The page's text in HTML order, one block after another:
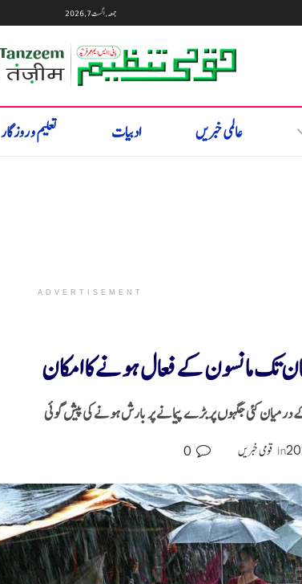
جمعہ, اگست 7, 2026
عالمی خبریں ادبیات تعلیم و روزگار
ADVERTISEMENT
تک مانسون کے فعال ہونے کا امکان
in قومی خبریں